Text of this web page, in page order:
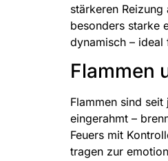
stärkeren
besonders starke
dynamisch – ideal
Flammen
Flammen sind
eingerahmt –
Feuers mit
tragen zur